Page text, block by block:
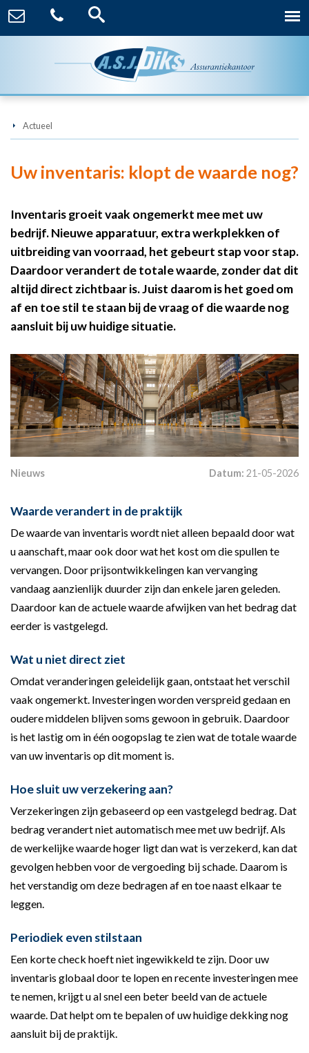
Actueel
Uw inventaris: klopt de waarde nog?
Inventaris groeit vaak ongemerkt mee met uw
bedrijf. Nieuwe apparatuur, extra werkplekken of
uitbreiding van voorraad, het gebeurt stap voor stap.
Daardoor verandert de totale waarde, zonder dat dit
altijd direct zichtbaar is. Juist daarom is het goed om
af en toe stil te staan bij de vraag of die waarde nog
aansluit bij uw huidige situatie.
Nieuws Datum: 21-05-2026
Waarde verandert in de praktijk
De waarde van inventaris wordt niet alleen bepaald door wat
u aanschaft, maar ook door wat het kost om die spullen te
vervangen. Door prijsontwikkelingen kan vervanging
vandaag aanzienlijk duurder zijn dan enkele jaren geleden.
Daardoor kan de actuele waarde afwijken van het bedrag dat
eerder is vastgelegd.
Wat u niet direct ziet
Omdat veranderingen geleidelijk gaan, ontstaat het verschil
vaak ongemerkt. Investeringen worden verspreid gedaan en
oudere middelen blijven soms gewoon in gebruik. Daardoor
is het lastig om in één oogopslag te zien wat de totale waarde
van uw inventaris op dit moment is.
Hoe sluit uw verzekering aan?
Verzekeringen zijn gebaseerd op een vastgelegd bedrag. Dat
bedrag verandert niet automatisch mee met uw bedrijf. Als
de werkelijke waarde hoger ligt dan wat is verzekerd, kan dat
gevolgen hebben voor de vergoeding bij schade. Daarom is
het verstandig om deze bedragen af en toe naast elkaar te
leggen.
Periodiek even stilstaan
Een korte check hoeft niet ingewikkeld te zijn. Door uw
inventaris globaal door te lopen en recente investeringen mee
te nemen, krijgt u al snel een beter beeld van de actuele
waarde. Dat helpt om te bepalen of uw huidige dekking nog
aansluit bij de praktijk.